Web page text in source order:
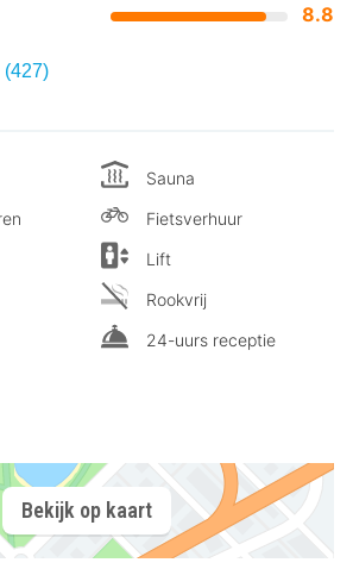
8.8
Sauna
Fietsverhuur
Lift
Rookvrij
24-uurs receptie
Bekijk op kaart